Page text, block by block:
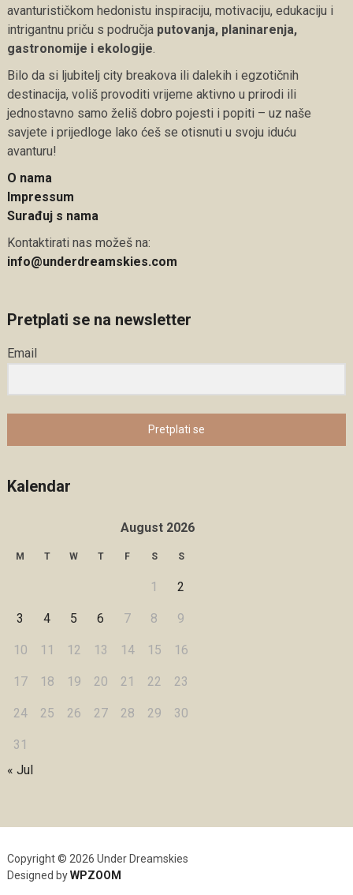
avanturističkom hedonistu inspiraciju, motivaciju, edukaciju i
intrigantnu priču s područja putovanja, planinarenja,
gastronomije i ekologije
Bilo da si ljubitelj city breakova ili dalekih i egzotičnih
destinacija, voliš provoditi vrijeme aktivno u prirodi ili
jednostavno samo želiš dobro pojesti i popiti – uz naše
savjete i prijedloge lako ćeš se otisnuti u svoju iduću
avanturu!
O nama
Impressum
Surađuj s nama
Kontaktirati nas možeš na:
info@underdreamskies.com
Pretplati se na newsletter
Email
Pretplati se
Kalendar
August 2026
M T W T F S S
1 2
3 4 5 6 7 8 9
10 11 12 13 14 15 16
17 18 19 20 21 22 23
24 25 26 27 28 29 30
31
« Jul
Copyright © 2026 Under Dreamskies
Designed byWPZOOM